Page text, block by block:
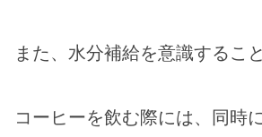
また、水分補給を意識するこ
コーヒーを飲む際には、同時